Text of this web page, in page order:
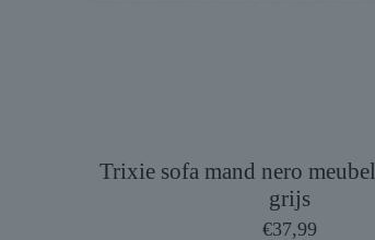
Trixie sofa mand nero
grijs
€37,99